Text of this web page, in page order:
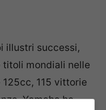
illustri successi,
titoli mondiali nelle
115 vittorie
Yamaha ha